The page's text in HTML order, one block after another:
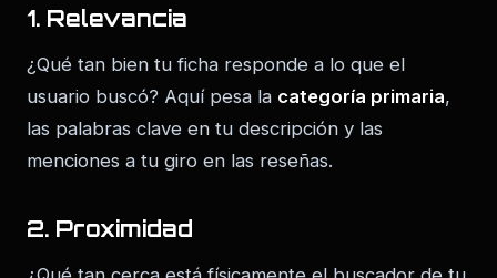
1. Relevancia
¿Qué tan bien tu ficha responde a lo que el
usuario buscó? Aquí pesa la categoría primaria,
las palabras clave en tu descripción y las
menciones a tu giro en las reseñas.
2. Proximidad